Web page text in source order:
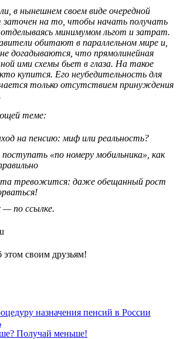
в нынешнем своем виде очередной
заточен на то, чтобы начать получать
отделываясь минимумом льгот и затрат.
обитают в параллельном мире и,
догадываются, что прямолинейная
ими схемы бьет в глаза. На такое
купится. Его неубедительность для
только отсутствием принуждения
теме:
на пенсию: миф или реальность?
«по номеру мобильника», как
тревожится: даже обещанный рост
— по ссылке.
этом своим друзьям!
назначения пенсий в России
Получай меньше!